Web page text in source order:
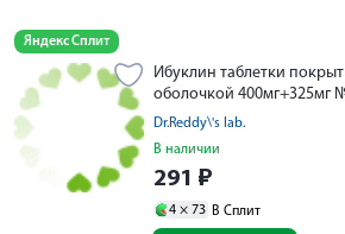
Яндекс Сплит
Ибуклин таблетки
оболочкой 400мг+325мг
Dr.Reddy\'s lab.
В наличии
291 ₽
4 × 73 В Сплит